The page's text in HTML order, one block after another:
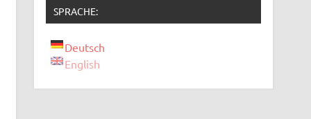
SPRACHE:
Deutsch
English